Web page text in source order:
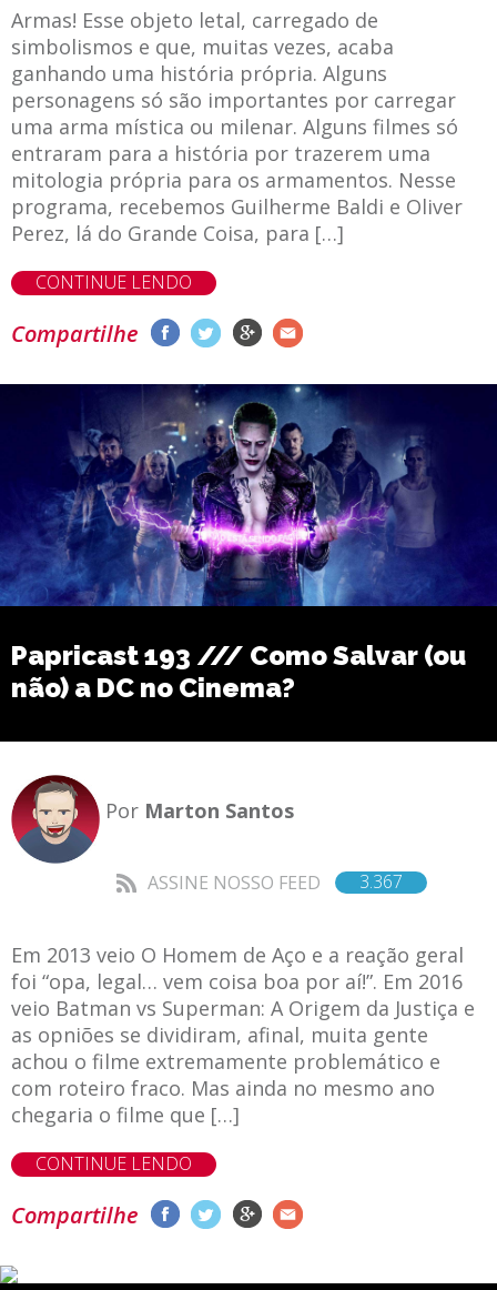
Armas! Esse objeto letal, carregado de
simbolismos e que, muitas vezes, acaba
ganhando uma história própria. Alguns
personagens só são importantes por carregar
uma arma mística ou milenar. Alguns filmes só
entraram para a história por trazerem uma
mitologia própria para os armamentos. Nesse
programa, recebemos Guilherme Baldi e Oliver
Perez, lá do Grande Coisa, para […]
CONTINUE LENDO
Compartilhe
Papricast 193 /// Como Salvar (ou
não) a DC no Cinema?
Por Marton Santos
ASSINE NOSSO FEED 3.367
Em 2013 veio O Homem de Aço e a reação geral
foi “opa, legal… vem coisa boa por aí!”. Em 2016
veio Batman vs Superman: A Origem da Justiça e
as opniões se dividiram, afinal, muita gente
achou o filme extremamente problemático e
com roteiro fraco. Mas ainda no mesmo ano
chegaria o filme que […]
CONTINUE LENDO
Compartilhe